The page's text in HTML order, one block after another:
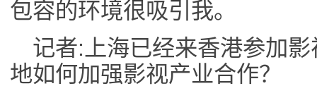
包容的环境很吸引我。
记者:上海已经来香港参加
地如何加强影视产业合作？